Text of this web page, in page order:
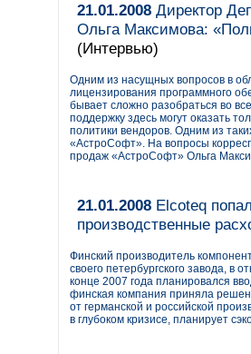
21.01.2008 Директор
Ольга Максимова:
(Интервью)
Одним из насущных вопросов в
лицензирования программного
бывает сложно разобраться во
поддержку здесь могут оказать
политики вендоров. Одним из
«АстроСофт». На вопросы
продаж «АстроСофт» Ольга
21.01.2008 Elcoteq
производственные
Финский производитель
своего петербургского завода, в
конце 2007 года планировался
финская компания приняла
от германской и российской
в глубоком кризисе, планирует